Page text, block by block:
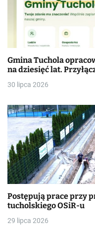
Gmina Tuchola
na dziesięć lat.
30 lipca 2026
Postępują prace przy
tucholskiego OSiR-u
29 lipca 2026